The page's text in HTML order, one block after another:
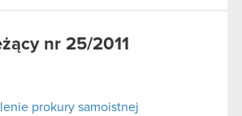
nr 25/2011
prokury samoistnej